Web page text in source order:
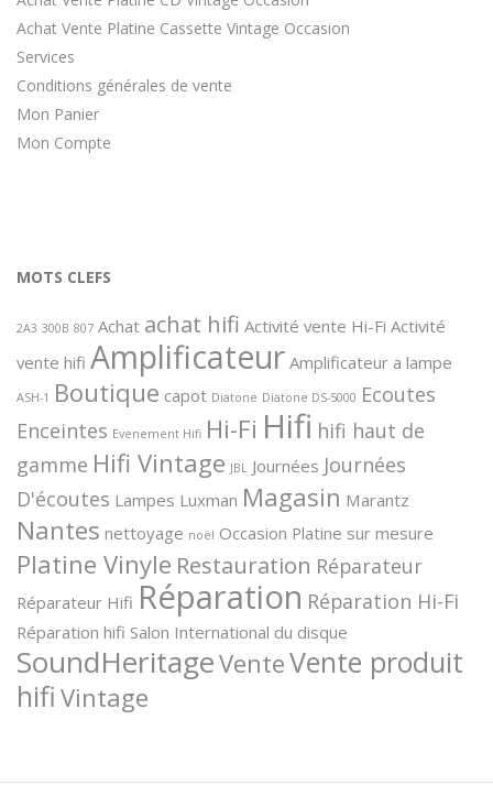
Achat Vente Platine Cassette Vintage Occasion
Services
Conditions générales de vente
Mon Panier
Mon Compte
MOTS CLEFS
2A3 300B 807 Achat achat hifi Activité vente Hi-Fi Activité
vente hifi Amplificateur Amplificateur a lampe
ASH-1 Boutique capot Diatone Diatone DS-5000 Ecoutes
Enceintes Evenement Hifi Hi-Fi Hifi hifi haut de
gamme Hifi Vintage JBL Journées Journées
D'écoutes Lampes Luxman Magasin Marantz
Nantes nettoyage noël Occasion Platine sur mesure
Platine Vinyle Restauration Réparateur
Réparateur Hifi Réparation Réparation Hi-Fi
Réparation hifi Salon International du disque
SoundHeritageVenteVente produit
hifi Vintage